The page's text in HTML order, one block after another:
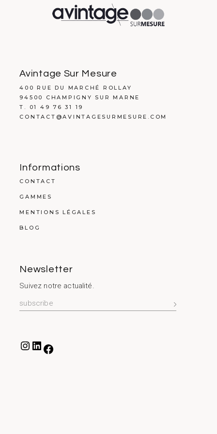
Avintage Sur Mesure
400 RUE DU MARCHÉ ROLLAY
94500 CHAMPIGNY SUR MARNE
T. 01 49 76 31 19
CONTACT@AVINTAGESURMESURE.COM
Informations
CONTACT
GAMMES
MENTIONS LÉGALES
BLOG
Newsletter
Suivez notre actualité.